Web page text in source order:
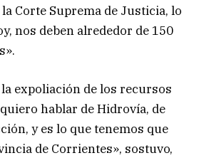
Corte Suprema de Justicia, lo
nos deben alrededor de 150
expoliación de los recursos
hablar de Hidrovía, de
y es lo que tenemos que
de Corrientes», sostuvo,